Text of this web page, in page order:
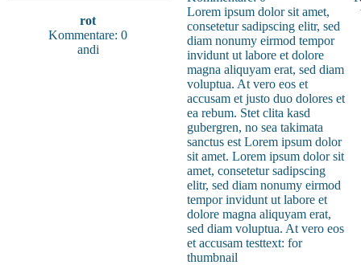
rot
Kommentare: 0
andi
Lorem ipsum dolor sit amet,
consetetur sadipscing elitr, sed
diam nonumy eirmod tempor
invidunt ut labore et dolore
magna aliquyam erat, sed diam
voluptua. At vero eos et
accusam et justo duo dolores et
ea rebum. Stet clita kasd
gubergren, no sea takimata
sanctus est Lorem ipsum dolor
sit amet. Lorem ipsum dolor sit
amet, consetetur sadipscing
elitr, sed diam nonumy eirmod
tempor invidunt ut labore et
dolore magna aliquyam erat,
sed diam voluptua. At vero eos
et accusam testtext: for
thumbnail